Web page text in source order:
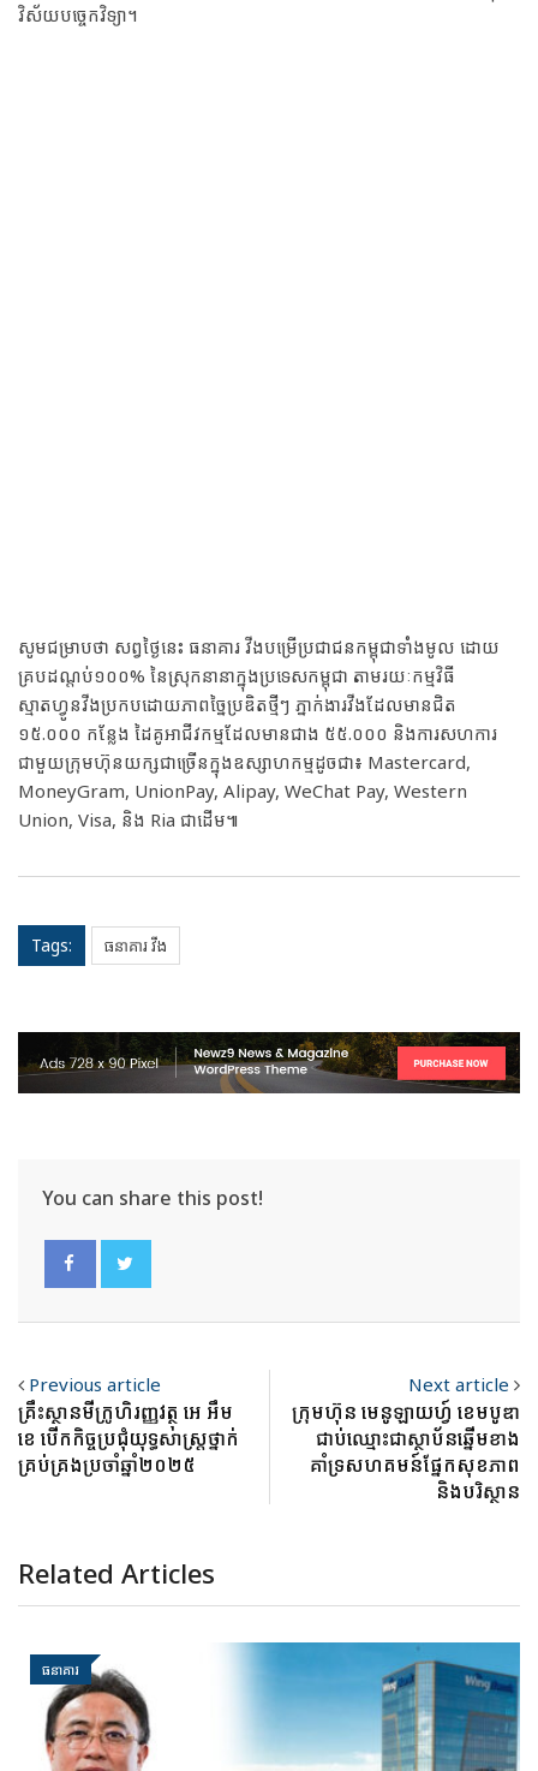
វិស័យបច្ចេកវិទ្យា។
សូមជម្រាបថា សព្វថ្ងៃនេះ ធនាគារ វីងបម្រើប្រជាជនកម្ពុជាទាំងមូល ដោយ
គ្របដណ្តប់១០០% នៃស្រុកនានាក្នុងប្រទេសកម្ពុជា តាមរយៈកម្មវិធី
ស្មាតហ្វូនវីងប្រកបដោយភាពច្នៃប្រឌិតថ្មីៗ ភ្នាក់ងារវីងដែលមានជិត
១៥.០០០ កន្លែង ដៃគូអាជីវកម្មដែលមានជាង ៥៥.០០០ និងការសហការ
ជាមួយក្រុមហ៊ុនយក្សជាច្រើនក្នុងឧស្សាហកម្មដូចជា៖ Mastercard,
MoneyGram, UnionPay, Alipay, WeChat Pay, Western
Union, Visa, និង Ria ជាដើម៕
Tags: ធនាគារ វីង
You can share this post!
Previous article
គ្រឹះស្ថានមីក្រូហិរញ្ញវត្ថុ អេ អឹម
ខេ បើកកិច្ចប្រជុំយុទ្ធសាស្ត្រថ្នាក់
គ្រប់គ្រងប្រចាំឆ្នាំ២០២៥
Next article
ក្រុមហ៊ុន មេនូឡាយហ្វ៍ ខេមបូឌា
ជាប់ឈ្មោះជាស្ថាប័នឆ្នើមខាង
គាំទ្រសហគមន៍ផ្នែកសុខភាព
និងបរិស្ថាន
Related Articles
ធនាគារ